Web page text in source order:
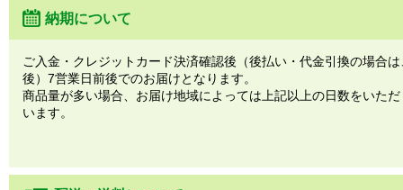
納期について
ご入金・クレジットカード決済確認後（後払い・代金引換の場合
後）7営業日前後でのお届けとなります。
商品量が多い場合、お届け地域によっては上記以上の日数をいた
います。